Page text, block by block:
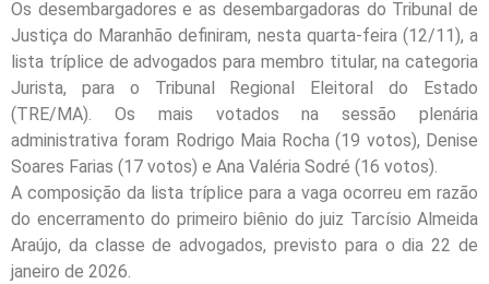
Os desembargadores e as desembargadoras do Tribunal de
Justiça do Maranhão definiram, nesta quarta-feira (12/11), a
lista tríplice de advogados para membro titular, na categoria
Jurista, para o Tribunal Regional Eleitoral do Estado
(TRE/MA). Os mais votados na sessão plenária
administrativa foram Rodrigo Maia Rocha (19 votos), Denise
Soares Farias (17 votos) e Ana Valéria Sodré (16 votos).
A composição da lista tríplice para a vaga ocorreu em razão
do encerramento do primeiro biênio do juiz Tarcísio Almeida
Araújo, da classe de advogados, previsto para o dia 22 de
janeiro de 2026.